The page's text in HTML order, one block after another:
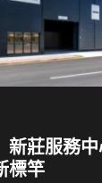
莊服務中
標竿